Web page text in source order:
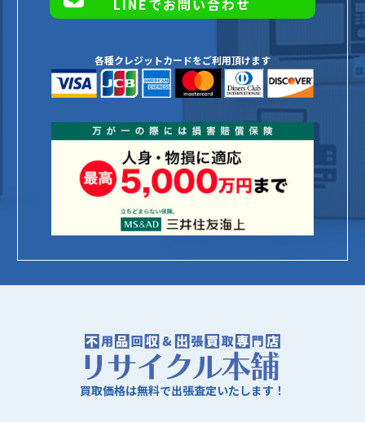
各種クレジットカードをご利用頂けます
買取価格は無料で出張査定いたします！